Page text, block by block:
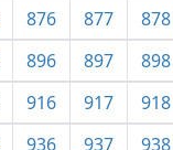
876 877 878
896 897 898
916 917 918
936 937 938